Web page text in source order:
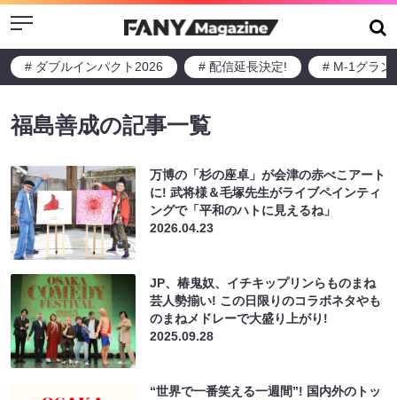
Menu
# ダブルインパクト2026 # 配信延長決定! # M-1グラン
福島善成の記事一覧
万博の「杉の座卓」が会津の赤べこアート
に! 武将様＆毛塚先生がライブペインティ
ングで「平和のハトに見えるね」
2026.04.23
JP、椿鬼奴、イチキップリンらものまね
芸人勢揃い! この日限りのコラボネタやも
のまねメドレーで大盛り上がり!
2025.09.28
“世界で一番笑える一週間”! 国内外のトッ